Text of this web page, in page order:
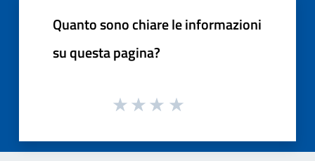
Quanto sono chiare le informazioni
su questa pagina?